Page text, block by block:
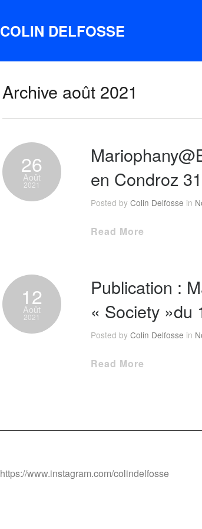
COLIN DELFOSSE
Archive août 2021
26
Août
2021
en Condroz
Posted by Colin Delfosse in
Read More
12
Août
2021
Publication :
« Society »du
Posted by Colin Delfosse in
Read More
https://www.instagram.com/colindelfosse